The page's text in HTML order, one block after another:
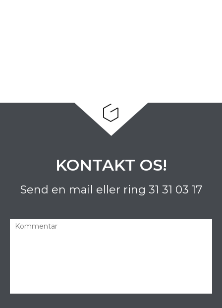
KONTAKT OS!
Send en mail eller ring 31 31 03 17